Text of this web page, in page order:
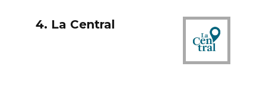
4. La Central